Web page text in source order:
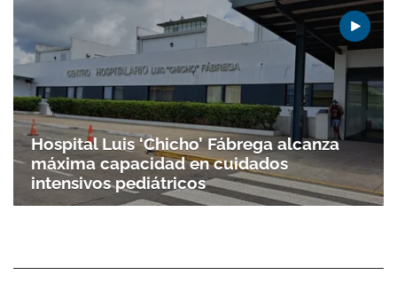
Hospital Luis ‘Chicho’ Fábrega alcanza
máxima capacidad en cuidados
intensivos pediátricos